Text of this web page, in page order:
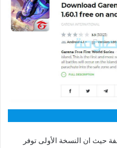
حيث ان النسخة الأولى توفر